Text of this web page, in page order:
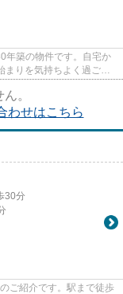
年築の物件です。自宅か
りを気持ちよく過ごせ
。
わせはこちら
30分
ご紹介です。駅まで徒歩